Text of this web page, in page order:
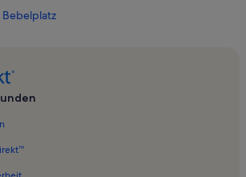
Synagoge
Mädchenschule